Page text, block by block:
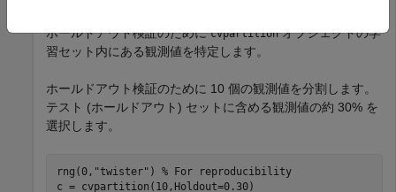
ホールドアウト検証のためにcvpartitionオブジェクトの学
習セット内にある観測値を特定します。
ホールドアウト検証のために 10 個の観測値を分割します。
テスト (ホールドアウト) セットに含める観測値の約 30% を
選択します。
rng(0, "twister" ) % For reproducibility
c = cvpartition(10,Holdout=0.30)